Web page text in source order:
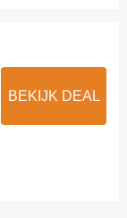
BEKIJK DEAL